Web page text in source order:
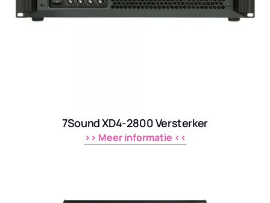
7Sound XD4-2800 Versterker
>> Meer informatie <<